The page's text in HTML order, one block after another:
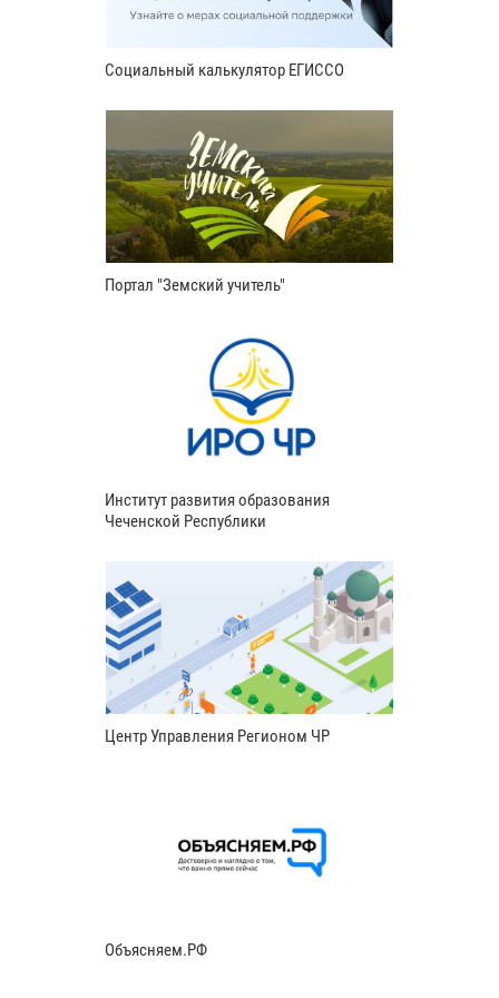
Социальный калькулятор ЕГИССО
Портал "Земский учитель"
Институт развития образования
Чеченской Республики
Центр Управления Регионом ЧР
Объясняем.РФ